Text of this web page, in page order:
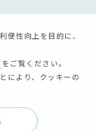
便性向上を目的に、
をご覧ください。
により、クッキーの